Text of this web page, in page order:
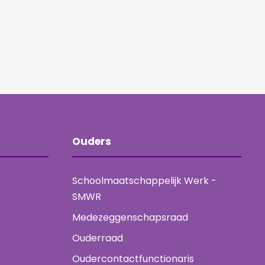
Ouders
Schoolmaatschappelijk Werk -
SMWR
Medezeggenschapsraad
Ouderraad
Oudercontactfunctionaris